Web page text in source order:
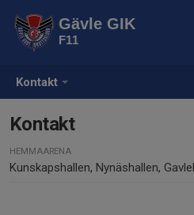
Kontakt
Gävle GIK
F11
Kontakt
HEMMAARENA
Kunskapshallen, Nynäshallen,